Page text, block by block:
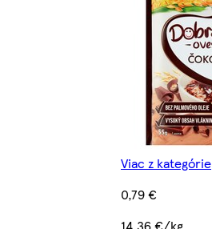
Viac z kategórie
0,79 €
14,36 €/kg